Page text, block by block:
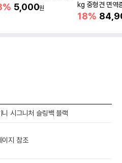
5,000원
kg 중형견 면역
18%
니 시그니처 슬링백 블랙
이지 참조